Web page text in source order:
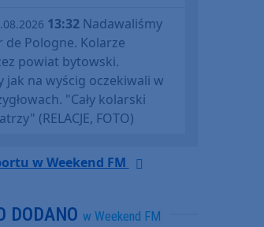
13:32 Nadawaliśmy
de Pologne. Kolarze
powiat bytowski.
jak na wyścig oczekiwali w
"Cały kolarski
(RELACJE, FOTO)
w Weekend FM
DODANO w Weekend FM